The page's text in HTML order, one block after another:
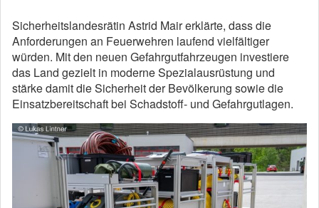
Sicherheitslandesrätin Astrid Mair erklärte, dass die
Anforderungen an Feuerwehren laufend vielfältiger
würden. Mit den neuen Gefahrgutfahrzeugen investiere
das Land gezielt in moderne Spezialausrüstung und
stärke damit die Sicherheit der Bevölkerung sowie die
Einsatzbereitschaft bei Schadstoff- und Gefahrgutlagen.